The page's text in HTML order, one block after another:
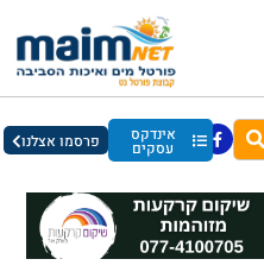
אינדקס
עסקים פרסמו אצלנו